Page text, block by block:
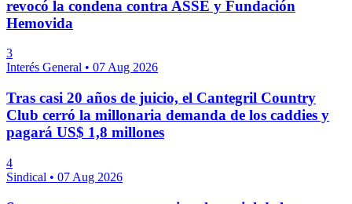
revocó la condena contra ASSE y Fundación
Hemovida
3
Interés General • 07 Aug 2026
Tras casi 20 años de juicio, el Cantegril Country
Club cerró la millonaria demanda de los caddies y
pagará US$ 1,8 millones
4
Sindical • 07 Aug 2026